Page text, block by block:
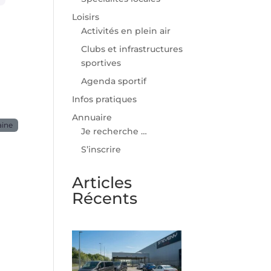
Loisirs
Activités en plein air
Clubs et infrastructures
sportives
Agenda sportif
Infos pratiques
Annuaire
Je recherche …
S’inscrire
Articles
Récents